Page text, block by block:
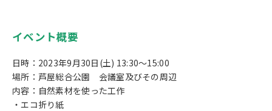
イベント概要
日時：2023年9月30日(土) 13:30～15:00
場所：芦屋総合公園 会議室及びその周辺
内容：自然素材を使った工作
・エコ折り紙